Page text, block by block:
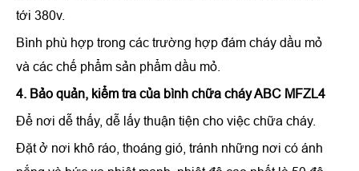
tới 380v.
Bình phù hợp trong các trường hợp đám cháy dầu mỏ
và các chế phẩm sản phẩm dầu mỏ.
4. Bảo quản, kiểm tra của bình chữa cháy ABC MFZL4
Để nơi dễ thấy, dễ lấy thuận tiện cho việc chữa cháy.
Đặt ở nơi khô ráo, thoáng gió, tránh những nơi có ánh